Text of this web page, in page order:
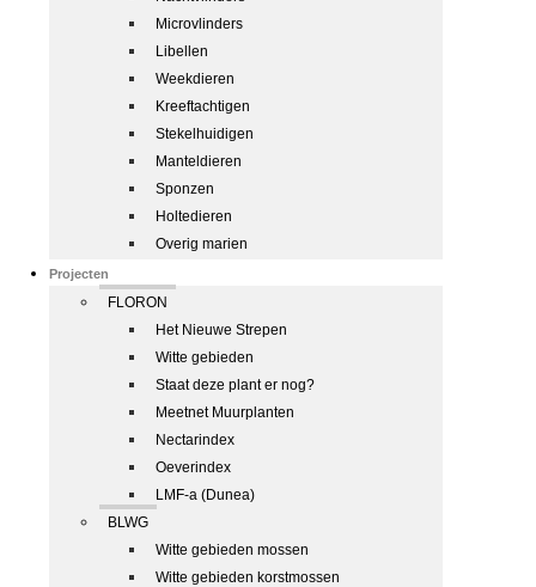
Microvlinders
Libellen
Weekdieren
Kreeftachtigen
Stekelhuidigen
Manteldieren
Sponzen
Holtedieren
Overig marien
Projecten
FLORON
Het Nieuwe Strepen
Witte gebieden
Staat deze plant er nog?
Meetnet Muurplanten
Nectarindex
Oeverindex
LMF-a (Dunea)
BLWG
Witte gebieden mossen
Witte gebieden korstmossen